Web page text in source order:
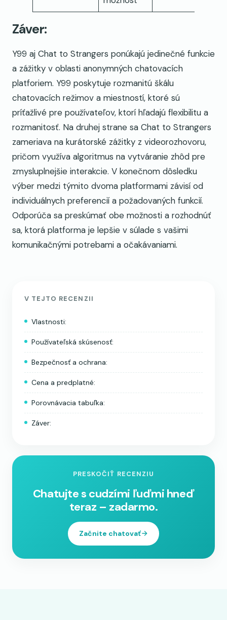
Záver:
Y99 aj Chat to Strangers ponúkajú jedinečné funkcie
a zážitky v oblasti anonymných chatovacích
platforiem. Y99 poskytuje rozmanitú škálu
chatovacích režimov a miestností, ktoré sú
príťažlivé pre používateľov, ktorí hľadajú flexibilitu a
rozmanitosť. Na druhej strane sa Chat to Strangers
zameriava na kurátorské zážitky z videorozhovoru,
pričom využíva algoritmus na vytváranie zhôd pre
zmysluplnejšie interakcie. V konečnom dôsledku
výber medzi týmito dvoma platformami závisí od
individuálnych preferencií a požadovaných funkcií.
Odporúča sa preskúmať obe možnosti a rozhodnúť
sa, ktorá platforma je lepšie v súlade s vašimi
komunikačnými potrebami a očakávaniami.
V TEJTO RECENZII
Vlastnosti:
Používateľská skúsenosť:
Bezpečnosť a ochrana:
Cena a predplatné:
Porovnávacia tabuľka:
Záver:
PRESKOČIŤ RECENZIU
Chatujte s cudzími ľuďmi hneď
teraz – zadarmo.
Začnite chatovať